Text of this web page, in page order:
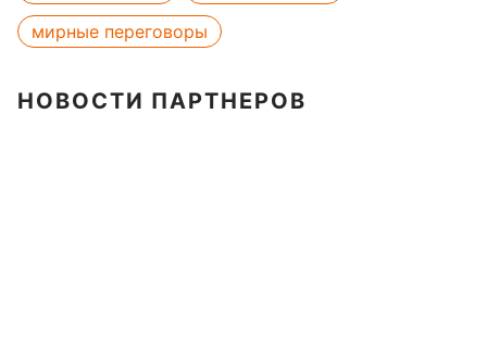
мирные переговоры
НОВОСТИ ПАРТНЕРОВ